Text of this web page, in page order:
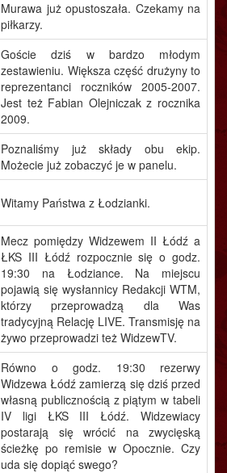
Murawa już opustoszała. Czekamy na
piłkarzy.
Goście dziś w bardzo młodym
zestawieniu. Większa część drużyny to
reprezentanci roczników 2005-2007.
Jest też Fabian Olejniczak z rocznika
2009.
Poznaliśmy już składy obu ekip.
Możecie już zobaczyć je w panelu.
Witamy Państwa z Łodzianki.
Mecz pomiędzy Widzewem II Łódź a
ŁKS III Łódź rozpocznie się o godz.
19:30 na Łodziance. Na miejscu
pojawią się wysłannicy Redakcji WTM,
którzy przeprowadzą dla Was
tradycyjną Relację LIVE. Transmisję na
żywo przeprowadzi też WidzewTV.
Równo o godz. 19:30 rezerwy
Widzewa Łódź zamierzą się dziś przed
własną publicznością z piątym w tabeli
IV ligi ŁKS III Łódź. Widzewiacy
postarają się wrócić na zwycięską
ścieżkę po remisie w Opocznie. Czy
uda się dopiąć swego?